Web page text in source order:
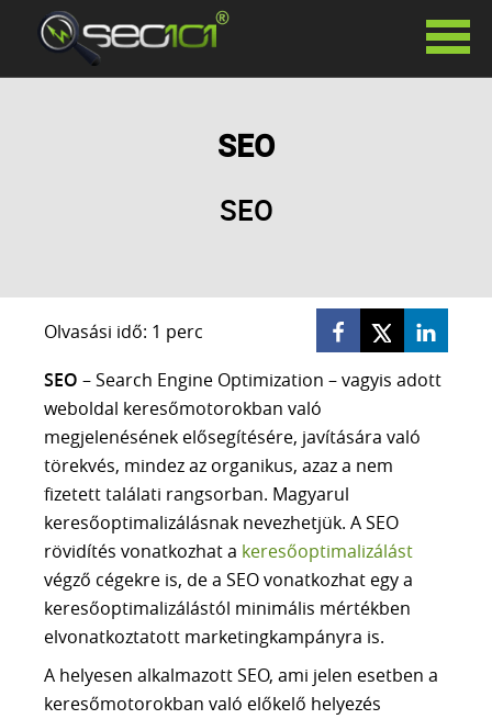
KERESŐOPTIMALIZÁLÁS
SIKERDÍJAS KERESŐOPTIMALIZÁLÁS
LINKÉPÍTÉS
GOOGLE ADS
SZÖVEGÍRÁS
WEBOLDAL KÉSZÍTÉS
WHITE LABEL SEO
AI VIDEÓ KÉSZÍTÉS
AI KERESÉSI LÁTHATÓSÁG ELEMZÉS
SEO ÜGYNÖKSÉG
Tudástár
MI A SEO
SZEMANTIKUS SEO
TOPICAL AUTHORITY
SEO
SEO
Olvasási idő: 1 perc
SEO – Search Engine Optimization – vagyis adott
weboldal keresőmotorokban való
megjelenésének elősegítésére, javítására való
törekvés, mindez az organikus, azaz a nem
fizetett találati rangsorban. Magyarul
keresőoptimalizálásnak nevezhetjük. A SEO
rövidítés vonatkozhat a keresőoptimalizálást
végző cégekre is, de a SEO vonatkozhat egy a
keresőoptimalizálástól minimális mértékben
elvonatkoztatott marketingkampányra is.
A helyesen alkalmazott SEO, ami jelen esetben a
keresőmotorokban való előkelő helyezés